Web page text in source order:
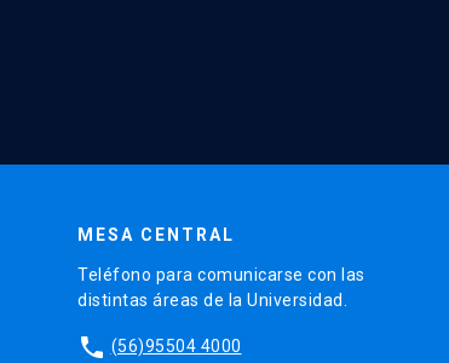
MESA CENTRAL
Teléfono para comunicarse con las
distintas áreas de la Universidad.
phone (56)95504 4000